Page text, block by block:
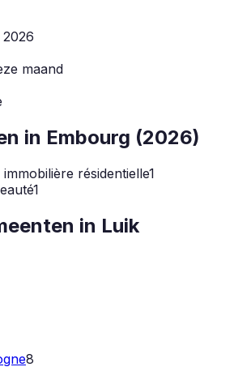
maand
in Embourg (2026)
résidentielle1
1
in Luik
8